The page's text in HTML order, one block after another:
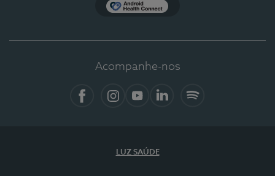
Acompanhe-nos
LUZ SAÚDE